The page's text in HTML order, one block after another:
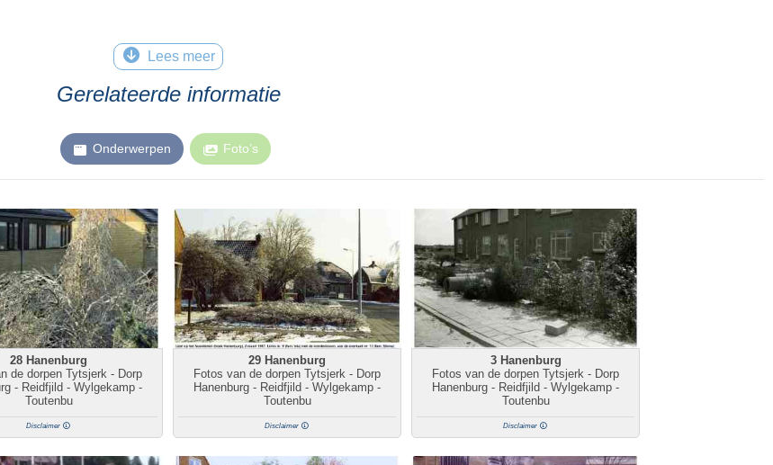
Lees meer
Gerelateerde informatie
Onderwerpen Foto’s
28 Hanenburg
de dorpen Tytsjerk - Dorp
- Reidfjild - Wylgekamp -
Toutenbu
Disclaimer
29 Hanenburg
Fotos van de dorpen Tytsjerk - Dorp
Hanenburg - Reidfjild - Wylgekamp -
Toutenbu
Disclaimer
3 Hanenburg
Fotos van de dorpen Tytsjerk - Dorp
Hanenburg - Reidfjild - Wylgekamp -
Toutenbu
Disclaimer